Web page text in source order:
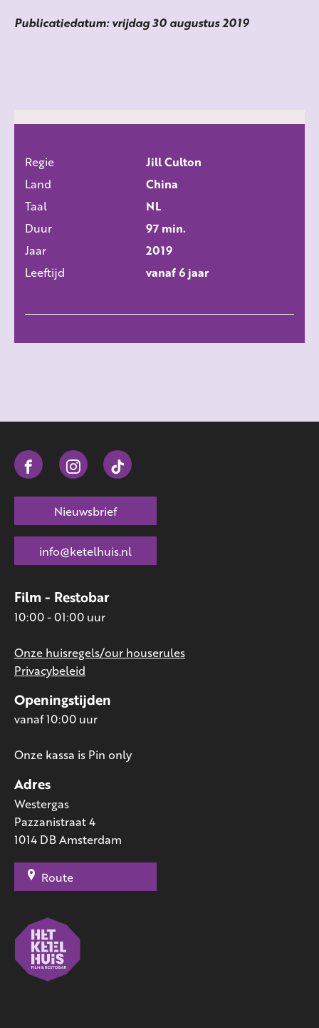
Publicatiedatum: vrijdag 30 augustus 2019
Regie
Jill Culton
Land
China
Taal
NL
Duur
97 min.
Jaar
2019
Leeftijd
vanaf 6 jaar
Adres
Westergas
Pazzanistraat 4
1014 DB Amsterdam
Route
Openingstijden
vanaf 10:00 uur
Onze kassa is Pin only
Film - Restobar
10:00 - 01:00 uur
Onze huisregels/our houserules
Privacybeleid
Nieuwsbrief
info@ketelhuis.nl